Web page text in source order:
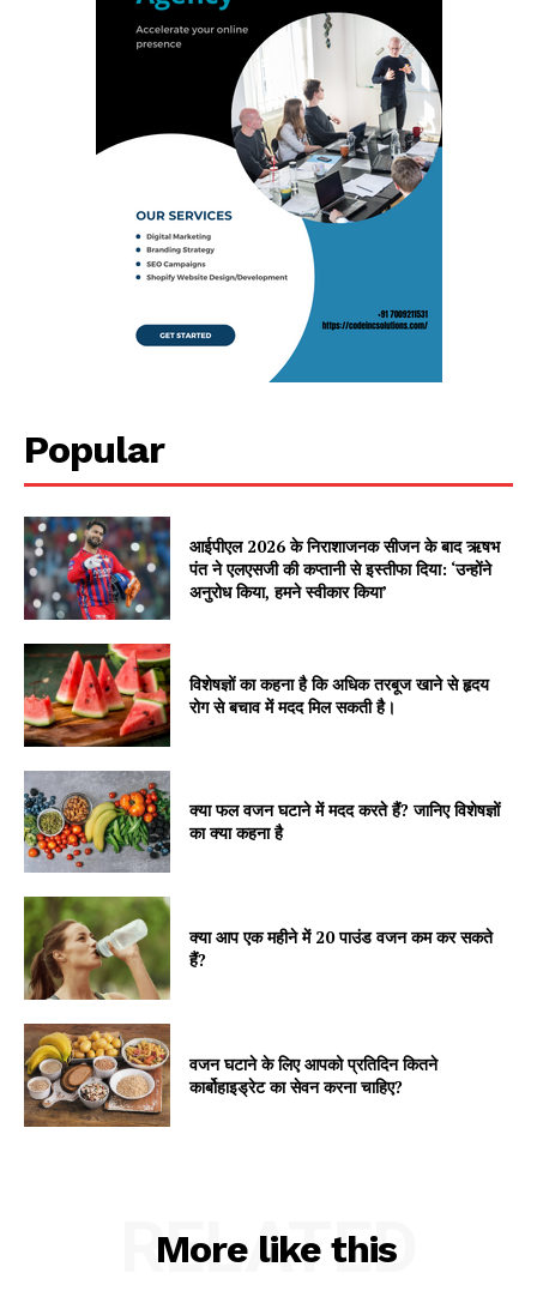
Popular
आईपीएल 2026 के निराशाजनक सीजन के बाद ऋषभ
पंत ने एलएसजी की कप्तानी से इस्तीफा दिया: ‘उन्होंने
अनुरोध किया, हमने स्वीकार किया’
विशेषज्ञों का कहना है कि अधिक तरबूज खाने से हृदय
रोग से बचाव में मदद मिल सकती है।
क्या फल वजन घटाने में मदद करते हैं? जानिए विशेषज्ञों
का क्या कहना है
क्या आप एक महीने में 20 पाउंड वजन कम कर सकते
हैं?
वजन घटाने के लिए आपको प्रतिदिन कितने
कार्बोहाइड्रेट का सेवन करना चाहिए?
More like this
RELATED